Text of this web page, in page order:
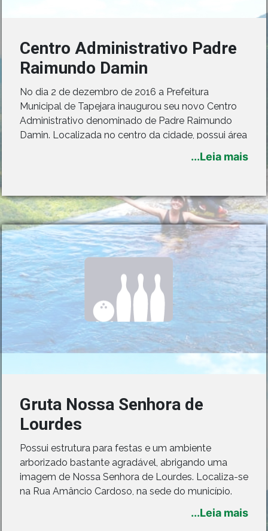
Centro Administrativo Padre
Raimundo Damin
No dia 2 de dezembro de 2016 a Prefeitura
Municipal de Tapejara inaugurou seu novo Centro
Administrativo denominado de Padre Raimundo
Damin. Localizada no centro da cidade, possui área
total de pouco mais de 2,1 mil metros quadrados. O
objetivo principal da construção foi integrar as
...Leia mais
Gruta Nossa Senhora de
Lourdes
Possui estrutura para festas e um ambiente
arborizado bastante agradável, abrigando uma
imagem de Nossa Senhora de Lourdes. Localiza-se
na Rua Amâncio Cardoso, na sede do município.
...Leia mais